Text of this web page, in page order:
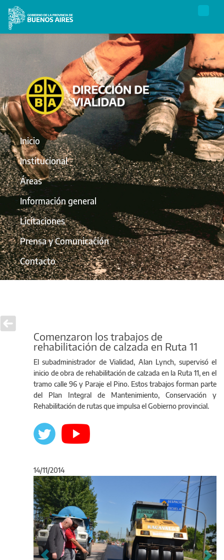
Inicio
Institucional
Áreas
Información general
Licitaciones
Prensa y Comunicación
Contacto
Comenzaron los trabajos de
rehabilitación de calzada en Ruta 11
El subadministrador de Vialidad, Alan Lynch, supervisó el
inicio de obra de rehabilitación de calzada en la Ruta 11, en el
tramo calle 96 y Paraje el Pino. Estos trabajos forman parte
del Plan Integral de Mantenimiento, Conservación y
Rehabilitación de rutas que impulsa el Gobierno provincial.
14/11/2014
Anterior